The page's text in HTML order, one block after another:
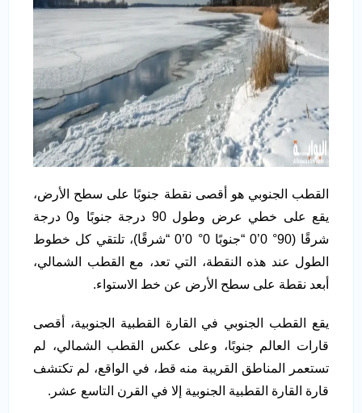
القطب الجنوبي هو أقصى نقطة جنوبًا على سطح الأرض،
يقع على خطي عرض وطول 90 درجة جنوبًا و0 درجة
شرقًا (90° 0’0 “جنوبًا 0° 0’0 “شرقًا)، تلتقي كل خطوط
الطول عند هذه النقطة، التي تعد، مع القطب الشمالي،
أبعد نقطة على سطح الأرض عن خط الاستواء.
يقع القطب الجنوبي في القارة القطبية الجنوبية، أقصى
قارات العالم جنوبًا، وعلى عكس القطب الشمالي، لم
تستعمر المناطق القريبة منه قط، في الواقع، لم تكتشف
قارة القارة القطبية الجنوبية إلا في القرن التاسع عشر.